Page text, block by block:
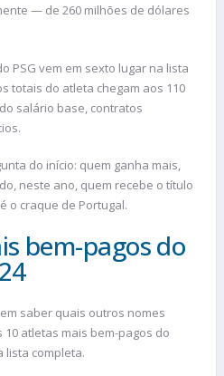
— de 260 milhões de dólares
PSG vem em sexto lugar na lista
totais do atleta chegam aos 110
salário base, contratos
do início: quem ganha mais,
neste ano, quem recebe o título
o craque de Portugal.
bem-pagos do
saber quais outros nomes
atletas mais bem-pagos do
lista completa.